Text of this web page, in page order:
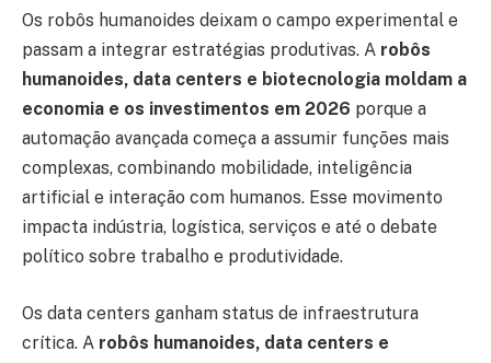
Os robôs humanoides deixam o campo experimental e
passam a integrar estratégias produtivas. A robôs
humanoides, data centers e biotecnologia moldam a
economia e os investimentos em 2026 porque a
automação avançada começa a assumir funções mais
complexas, combinando mobilidade, inteligência
artificial e interação com humanos. Esse movimento
impacta indústria, logística, serviços e até o debate
político sobre trabalho e produtividade.
Os data centers ganham status de infraestrutura
crítica. A robôs humanoides, data centers e